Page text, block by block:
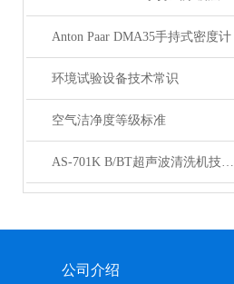
Anton Paar DMA35手持式密度计
环境试验设备技术常识
空气洁净度等级标准
AS-701K B/BT超声波清洗机技术参数
公司介绍